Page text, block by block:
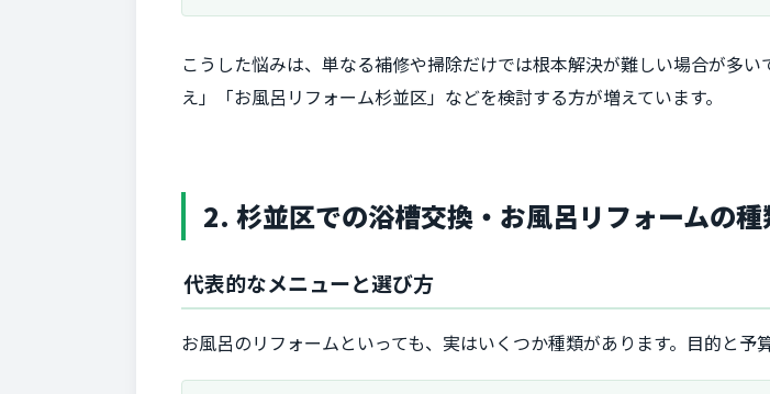
こうした悩みは、単なる補修や掃除だけでは根本解決が難しい場合が多
え」「お風呂リフォーム杉並区」などを検討する方が増えています。
2. 杉並区での浴槽交換・お風呂リフォームの種
代表的なメニューと選び方
お風呂のリフォームといっても、実はいくつか種類があります。目的と予